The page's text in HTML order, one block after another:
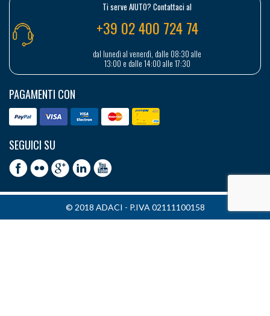
Ti serve AIUTO? Contattaci al
+39 02 400 724 74
dal lunedì al venerdì, dalle 08:30 alle
13:00 e dalle 14:00 alle 17:30
PAGAMENTI CON
SEGUICI SU
© 2018 ADACI - P.IVA 02111100158